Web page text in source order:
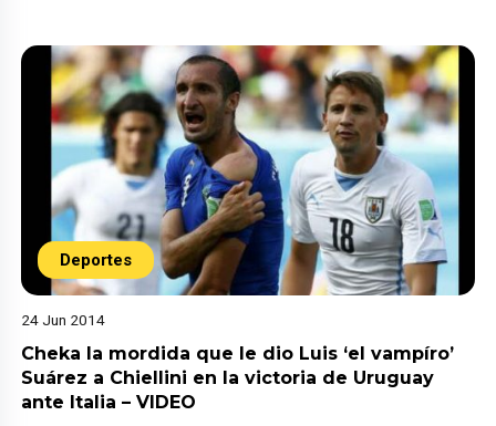
Deportes
24 Jun 2014
Cheka la mordida que le dio Luis ‘el vampíro’
Suárez a Chiellini en la victoria de Uruguay
ante Italia – VIDEO